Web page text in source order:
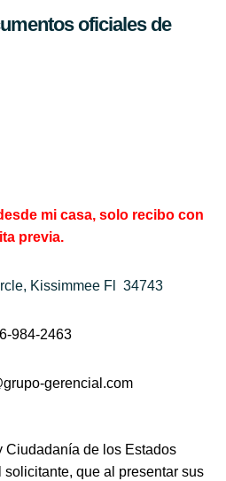
oficiales de
mi casa, solo recibo con
previa.
Kissimmee Fl 34743
984-2463
gerencial.com
Ciudadanía de los Estados
que al presentar sus